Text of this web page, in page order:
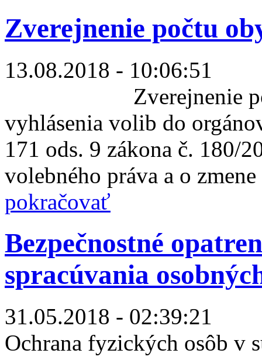
Zverejnenie počtu
13.08.2018 - 10:06:51
Zverejnenie počtu
vyhlásenia volib do
171 ods. 9 zákona č. 180/
volebného práva a o
pokračovať
Bezpečnostné
spracúvania
31.05.2018 - 02:39:21
Ochrana fyzických osôb v